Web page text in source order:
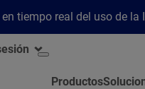
tiempo real del uso de la
Productos